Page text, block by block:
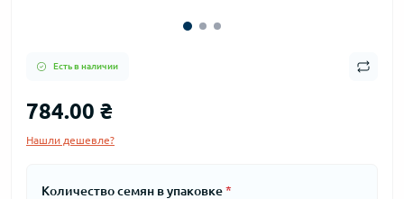
Есть в наличии
784.00 ₴
Нашли дешевле?
Количество семян в упаковке*